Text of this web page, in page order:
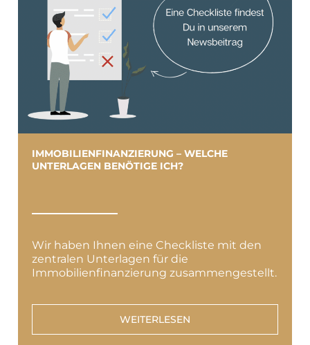
IMMOBILIENFINANZIERUNG – WELCHE
UNTERLAGEN BENÖTIGE ICH?
Wir haben Ihnen eine Checkliste mit den
zentralen Unterlagen für die
Immobilienfinanzierung zusammengestellt.
WEITERLESEN